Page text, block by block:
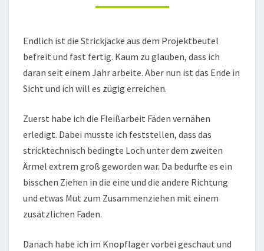
Endlich ist die Strickjacke aus dem Projektbeutel
befreit und fast fertig. Kaum zu glauben, dass ich
daran seit einem Jahr arbeite. Aber nun ist das Ende in
Sicht und ich will es zügig erreichen.
Zuerst habe ich die Fleißarbeit Fäden vernähen
erledigt. Dabei musste ich feststellen, dass das
stricktechnisch bedingte Loch unter dem zweiten
Ärmel extrem groß geworden war. Da bedurfte es ein
bisschen Ziehen in die eine und die andere Richtung
und etwas Mut zum Zusammenziehen mit einem
zusätzlichen Faden.
Danach habe ich im Knopflager vorbei geschaut und